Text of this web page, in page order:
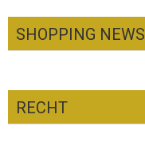
SHOPPING NEWS
RECHT